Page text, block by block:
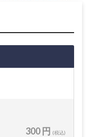
300 円 (税込)